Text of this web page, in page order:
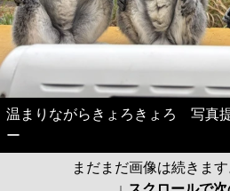
温まりながらきょろきょろ 写真
ー
まだまだ画像は続きます